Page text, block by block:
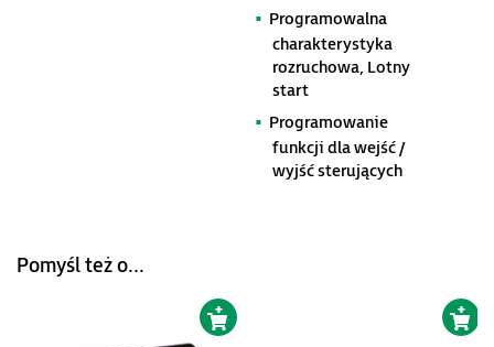
Programowalna
charakterystyka
rozruchowa, Lotny
start
Programowanie
funkcji dla wejść /
wyjść sterujących
Pomyśl też o...